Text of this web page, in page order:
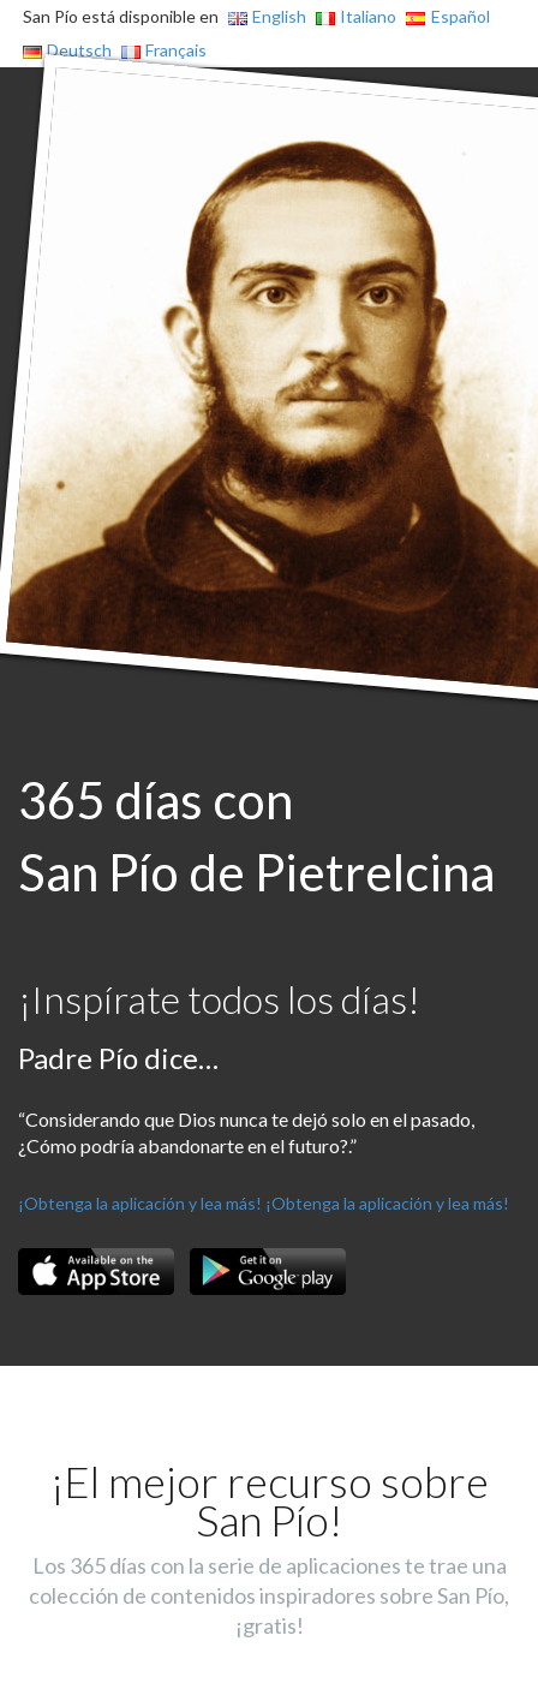
San Pío está disponible en English Italiano
Español
Deutsch
Français
365 días con
San Pío de Pietrelcina
¡Inspírate todos los días!
Padre Pío dice…
“Considerando que Dios nunca te dejó solo en el pasado,
¿Cómo podría abandonarte en el futuro?.”
¡Obtenga la aplicación y lea más! ¡Obtenga la aplicación y lea más!
¡El mejor recurso sobre
San Pío!
Los 365 días con la serie de aplicaciones te trae una
colección de contenidos inspiradores sobre San Pío,
¡gratis!